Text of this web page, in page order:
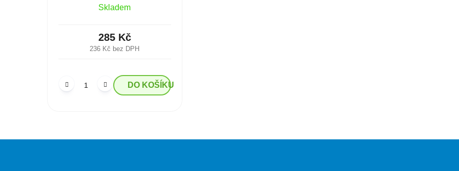
Skladem
236 Kč bez DPH
285 Kč
DO KOŠÍKU
v